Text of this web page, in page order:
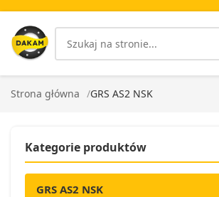
Strona główna GRS AS2 NSK
Kategorie produktów
GRS AS2 NSK